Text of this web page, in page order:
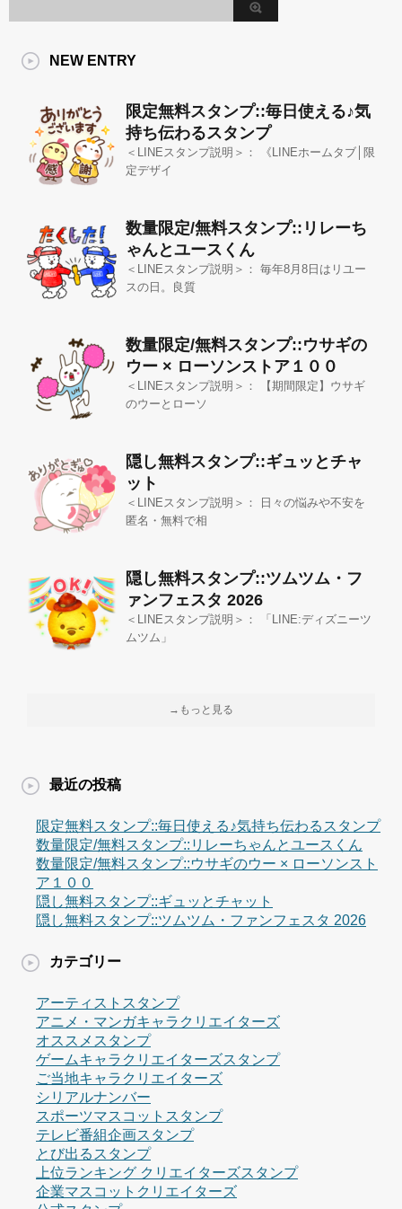
NEW ENTRY
限定無料スタンプ::毎日使える♪気
持ち伝わるスタンプ
＜LINEスタンプ説明＞： 《LINEホームタブ│限
定デザイ
数量限定/無料スタンプ::リレーち
ゃんとユースくん
＜LINEスタンプ説明＞： 毎年8月8日はリユー
スの日。良質
数量限定/無料スタンプ::ウサギの
ウー × ローソンストア１００
＜LINEスタンプ説明＞： 【期間限定】ウサギ
のウーとローソ
隠し無料スタンプ::ギュッとチャ
ット
＜LINEスタンプ説明＞： 日々の悩みや不安を
匿名・無料で相
隠し無料スタンプ::ツムツム・フ
ァンフェスタ 2026
＜LINEスタンプ説明＞： 「LINE:ディズニーツ
ムツム」
→もっと見る
最近の投稿
限定無料スタンプ::毎日使える♪気持ち伝わるスタンプ
数量限定/無料スタンプ::リレーちゃんとユースくん
数量限定/無料スタンプ::ウサギのウー × ローソンスト
ア１００
隠し無料スタンプ::ギュッとチャット
隠し無料スタンプ::ツムツム・ファンフェスタ 2026
カテゴリー
アーティストスタンプ
アニメ・マンガキャラクリエイターズ
オススメスタンプ
ゲームキャラクリエイターズスタンプ
ご当地キャラクリエイターズ
シリアルナンバー
スポーツマスコットスタンプ
テレビ番組企画スタンプ
とび出るスタンプ
上位ランキング クリエイターズスタンプ
企業マスコットクリエイターズ